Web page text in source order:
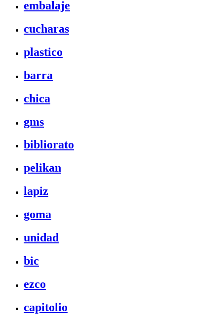
embalaje
cucharas
plastico
barra
chica
gms
bibliorato
pelikan
lapiz
goma
unidad
bic
ezco
capitolio